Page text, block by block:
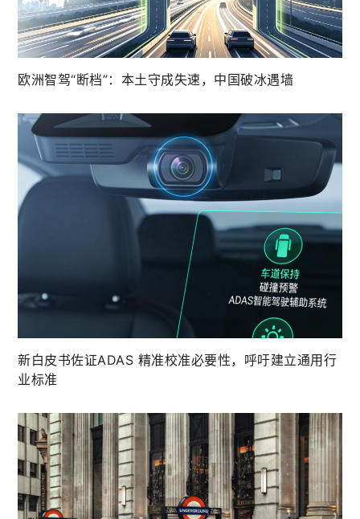
欧洲智驾“断档”：本土守成失速，中国破冰遇墙
新白皮书佐证ADAS 精准校准必要性，呼吁建立通用行
业标准